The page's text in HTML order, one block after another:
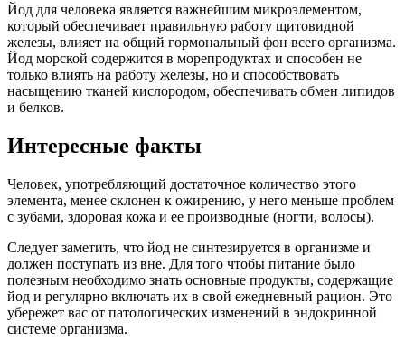
Йод для человека является важнейшим микроэлементом,
который обеспечивает правильную работу щитовидной
железы, влияет на общий гормональный фон всего организма.
Йод морской содержится в морепродуктах и способен не
только влиять на работу железы, но и способствовать
насыщению тканей кислородом, обеспечивать обмен липидов
и белков.
Интересные факты
Человек, употребляющий достаточное количество этого
элемента, менее склонен к ожирению, у него меньше проблем
с зубами, здоровая кожа и ее производные (ногти, волосы).
Следует заметить, что йод не синтезируется в организме и
должен поступать из вне. Для того чтобы питание было
полезным необходимо знать основные продукты, содержащие
йод и регулярно включать их в свой ежедневный рацион. Это
убережет вас от патологических изменений в эндокринной
системе организма.